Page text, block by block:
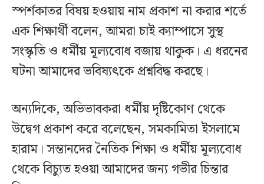
স্পর্শকাতর বিষয় হওয়ায় নাম প্রকাশ না করার শর্তে
এক শিক্ষার্থী বলেন, আমরা চাই ক্যাম্পাসে সুস্থ
সংস্কৃতি ও ধর্মীয় মূল্যবোধ বজায় থাকুক। এ ধরনের
ঘটনা আমাদের ভবিষ্যৎকে প্রশ্নবিদ্ধ করছে।
অন্যদিকে, অভিভাবকরা ধর্মীয় দৃষ্টিকোণ থেকে
উদ্বেগ প্রকাশ করে বলেছেন, সমকামিতা ইসলামে
হারাম। সন্তানদের নৈতিক শিক্ষা ও ধর্মীয় মূল্যবোধ
থেকে বিচ্যুত হওয়া আমাদের জন্য গভীর চিন্তার